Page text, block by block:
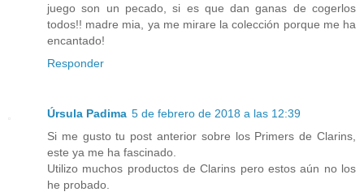
juego son un pecado, si es que dan ganas de cogerlos
todos!! madre mia, ya me mirare la colección porque me ha
encantado!
Responder
Úrsula Padima 5 de febrero de 2018 a las 12:39
Si me gusto tu post anterior sobre los Primers de Clarins,
este ya me ha fascinado.
Utilizo muchos productos de Clarins pero estos aún no los
he probado.